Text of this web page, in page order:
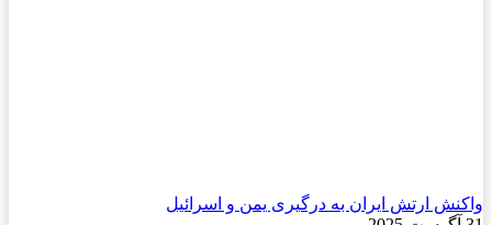
واکنش ارتش ایران به درگیری یمن و اسرائیل